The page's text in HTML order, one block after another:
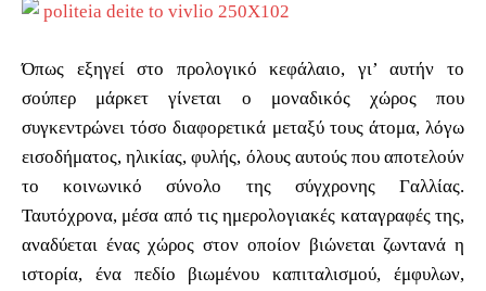
Όπως εξηγεί στο προλογικό κεφάλαιο, γι’ αυτήν το
σούπερ μάρκετ γίνεται ο μοναδικός χώρος που
συγκεντρώνει τόσο διαφορετικά μεταξύ τους άτομα, λόγω
εισοδήματος, ηλικίας, φυλής, όλους αυτούς που αποτελούν
το κοινωνικό σύνολο της σύγχρονης Γαλλίας.
Ταυτόχρονα, μέσα από τις ημερολογιακές καταγραφές της,
αναδύεται ένας χώρος στον οποίον βιώνεται ζωντανά η
ιστορία, ένα πεδίο βιωμένου καπιταλισμού, έμφυλων,